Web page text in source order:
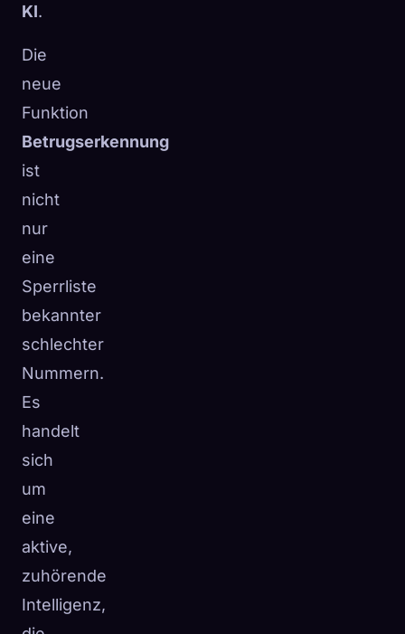
KI.
Die
neue
Funktion
Betrugserkennung
ist
nicht
nur
eine
Sperrliste
bekannter
schlechter
Nummern.
Es
handelt
sich
um
eine
aktive,
zuhörende
Intelligenz,